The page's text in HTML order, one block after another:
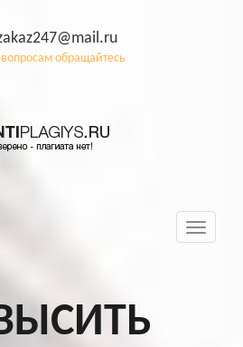
обращайтесь
Toggle